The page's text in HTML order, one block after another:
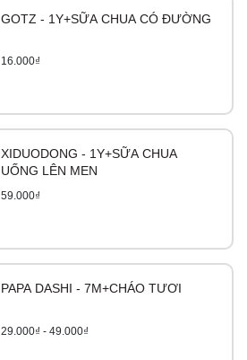
GOTZ - 1Y+SỮA CHUA CÓ ĐƯỜNG
16.000₫
XIDUODONG - 1Y+SỮA CHUA
UỐNG LÊN MEN
59.000₫
PAPA DASHI - 7M+CHÁO TƯƠI
29.000₫ - 49.000₫